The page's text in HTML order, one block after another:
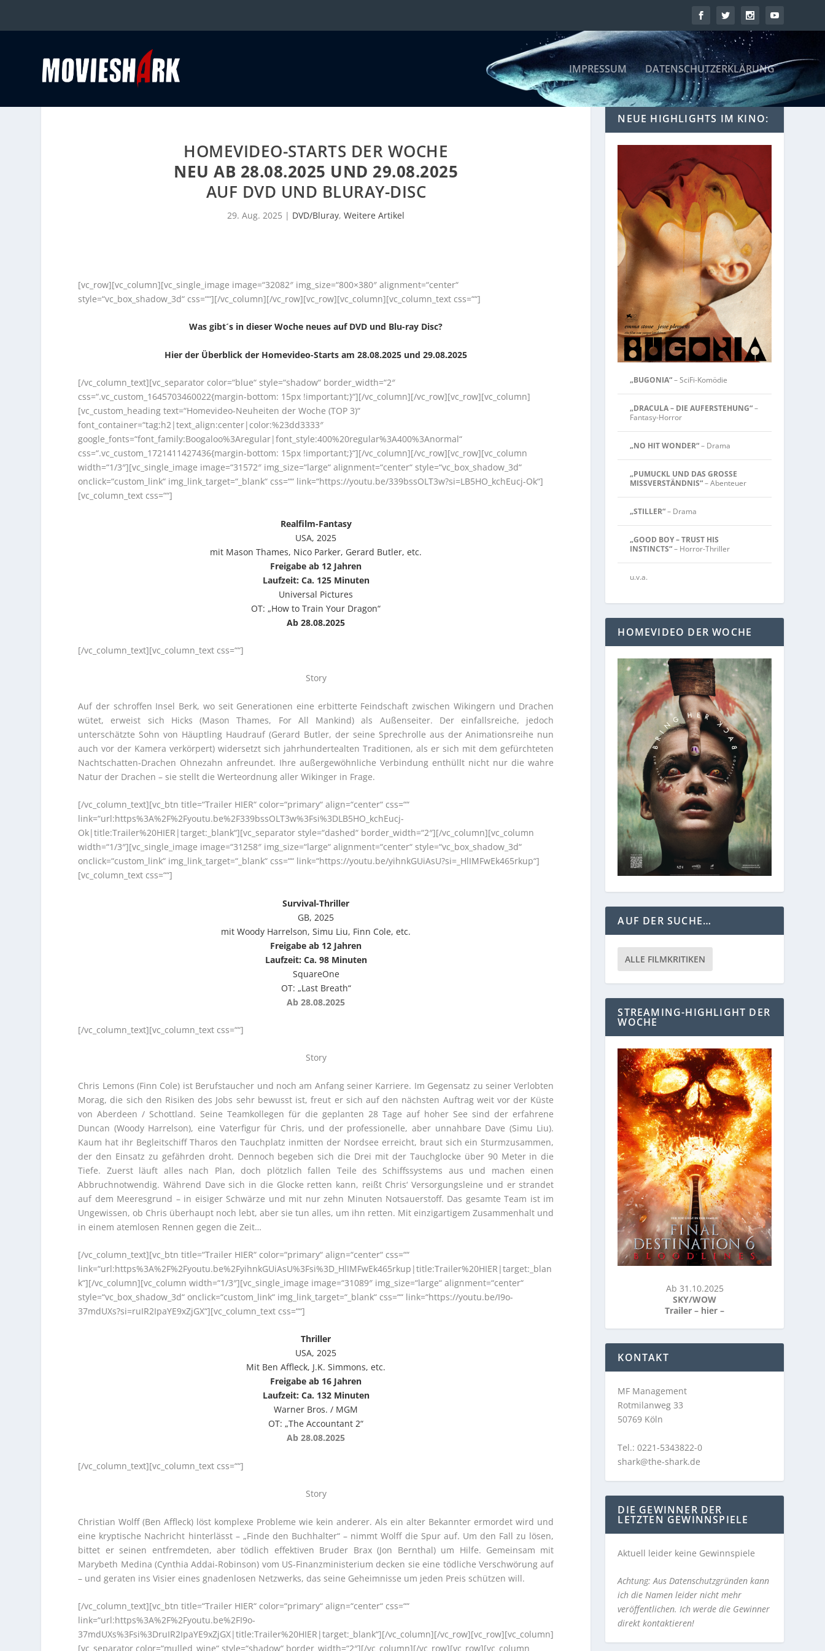
IMPRESSUM DATENSCHUTZERKLÄRUNG
HOMEVIDEO-STARTS DER WOCHE
NEU AB 28.08.2025 UND 29.08.2025
AUF DVD UND BLURAY-DISC
29. Aug. 2025 | DVD/Bluray,Weitere Artikel
[vc_row][vc_column][vc_single_image image=“32082″ img_size=“800×380″ alignment=“center“
style=“vc_box_shadow_3d“ css=““][/vc_column][/vc_row][vc_row][vc_column][vc_column_text css=““]
Was gibt´s in dieser Woche neues auf DVD und Blu-ray Disc?
Hier der Überblick der Homevideo-Starts am 28.08.2025 und 29.08.2025
[/vc_column_text][vc_separator color=“blue“ style=“shadow“ border_width=“2″
css=“.vc_custom_1645703460022{margin-bottom: 15px !important;}“][/vc_column][/vc_row][vc_row][vc_column]
[vc_custom_heading text=“Homevideo-Neuheiten der Woche (TOP 3)“
font_container=“tag:h2|text_align:center|color:%23dd3333″
google_fonts=“font_family:Boogaloo%3Aregular|font_style:400%20regular%3A400%3Anormal“
css=“.vc_custom_1721411427436{margin-bottom: 15px !important;}“][/vc_column][/vc_row][vc_row][vc_column
width=“1/3″][vc_single_image image=“31572″ img_size=“large“ alignment=“center“ style=“vc_box_shadow_3d“
onclick=“custom_link“ img_link_target=“_blank“ css=““ link=“https://youtu.be/339bssOLT3w?si=LB5HO_kchEucj-Ok“]
[vc_column_text css=““]
Realfilm-Fantasy
USA, 2025
mit Mason Thames, Nico Parker, Gerard Butler, etc.
Freigabe ab 12 Jahren
Laufzeit: Ca. 125 Minuten
Universal Pictures
OT: „How to Train Your Dragon“
Ab 28.08.2025
[/vc_column_text][vc_column_text css=““]
Story
Auf der schroffen Insel Berk, wo seit Generationen eine erbitterte Feindschaft zwischen Wikingern und Drachen
wütet, erweist sich Hicks (Mason Thames, For All Mankind) als Außenseiter. Der einfallsreiche, jedoch
unterschätzte Sohn von Häuptling Haudrauf (Gerard Butler, der seine Sprechrolle aus der Animationsreihe nun
auch vor der Kamera verkörpert) widersetzt sich jahrhundertealten Traditionen, als er sich mit dem gefürchteten
Nachtschatten-Drachen Ohnezahn anfreundet. Ihre außergewöhnliche Verbindung enthüllt nicht nur die wahre
Natur der Drachen – sie stellt die Werteordnung aller Wikinger in Frage.
[/vc_column_text][vc_btn title=“Trailer HIER“ color=“primary“ align=“center“ css=““
link=“url:https%3A%2F%2Fyoutu.be%2F339bssOLT3w%3Fsi%3DLB5HO_kchEucj-
Ok|title:Trailer%20HIER|target:_blank“][vc_separator style=“dashed“ border_width=“2″][/vc_column][vc_column
width=“1/3″][vc_single_image image=“31258″ img_size=“large“ alignment=“center“ style=“vc_box_shadow_3d“
onclick=“custom_link“ img_link_target=“_blank“ css=““ link=“https://youtu.be/yihnkGUiAsU?si=_HlIMFwEk465rkup“]
[vc_column_text css=““]
Survival-Thriller
GB, 2025
mit Woody Harrelson, Simu Liu, Finn Cole, etc.
Freigabe ab 12 Jahren
Laufzeit: Ca. 98 Minuten
SquareOne
OT: „Last Breath“
Ab 28.08.2025
[/vc_column_text][vc_column_text css=““]
Story
Chris Lemons (Finn Cole) ist Berufstaucher und noch am Anfang seiner Karriere. Im Gegensatz zu seiner Verlobten
Morag, die sich den Risiken des Jobs sehr bewusst ist, freut er sich auf den nächsten Auftrag weit vor der Küste
von Aberdeen / Schottland. Seine Teamkollegen für die geplanten 28 Tage auf hoher See sind der erfahrene
Duncan (Woody Harrelson), eine Vaterfigur für Chris, und der professionelle, aber unnahbare Dave (Simu Liu).
Kaum hat ihr Begleitschiff Tharos den Tauchplatz inmitten der Nordsee erreicht, braut sich ein Sturmzusammen,
der den Einsatz zu gefährden droht. Dennoch begeben sich die Drei mit der Tauchglocke über 90 Meter in die
Tiefe. Zuerst läuft alles nach Plan, doch plötzlich fallen Teile des Schiffssystems aus und machen einen
Abbruchnotwendig. Während Dave sich in die Glocke retten kann, reißt Chris‘ Versorgungsleine und er strandet
auf dem Meeresgrund – in eisiger Schwärze und mit nur zehn Minuten Notsauerstoff. Das gesamte Team ist im
Ungewissen, ob Chris überhaupt noch lebt, aber sie tun alles, um ihn retten. Mit einzigartigem Zusammenhalt und
in einem atemlosen Rennen gegen die Zeit…
[/vc_column_text][vc_btn title=“Trailer HIER“ color=“primary“ align=“center“ css=““
link=“url:https%3A%2F%2Fyoutu.be%2FyihnkGUiAsU%3Fsi%3D_HlIMFwEk465rkup|title:Trailer%20HIER|target:_blan
k“][/vc_column][vc_column width=“1/3″][vc_single_image image=“31089″ img_size=“large“ alignment=“center“
style=“vc_box_shadow_3d“ onclick=“custom_link“ img_link_target=“_blank“ css=““ link=“https://youtu.be/I9o-
37mdUXs?si=ruIR2IpaYE9xZjGX“][vc_column_text css=““]
Thriller
USA, 2025
Mit Ben Affleck, J.K. Simmons, etc.
Freigabe ab 16 Jahren
Laufzeit: Ca. 132 Minuten
Warner Bros. / MGM
OT: „The Accountant 2“
Ab 28.08.2025
[/vc_column_text][vc_column_text css=““]
Story
Christian Wolff (Ben Affleck) löst komplexe Probleme wie kein anderer. Als ein alter Bekannter ermordet wird und
eine kryptische Nachricht hinterlässt – „Finde den Buchhalter“ – nimmt Wolff die Spur auf. Um den Fall zu lösen,
bittet er seinen entfremdeten, aber tödlich effektiven Bruder Brax (Jon Bernthal) um Hilfe. Gemeinsam mit
Marybeth Medina (Cynthia Addai-Robinson) vom US-Finanzministerium decken sie eine tödliche Verschwörung auf
– und geraten ins Visier eines gnadenlosen Netzwerks, das seine Geheimnisse um jeden Preis schützen will.
[/vc_column_text][vc_btn title=“Trailer HIER“ color=“primary“ align=“center“ css=““
link=“url:https%3A%2F%2Fyoutu.be%2FI9o-
37mdUXs%3Fsi%3DruIR2IpaYE9xZjGX|title:Trailer%20HIER|target:_blank“][/vc_column][/vc_row][vc_row][vc_column]
[vc_separator color=“mulled_wine“ style=“shadow“ border_width=“2″][/vc_column][/vc_row][vc_row][vc_column
NEUE HIGHLIGHTS IM KINO:
„BUGONIA“– SciFi-Komödie
„DRACULA – DIE AUFERSTEHUNG“–
Fantasy-Horror
„NO HIT WONDER“– Drama
„PUMUCKL UND DAS GROSSE
MISSVERSTÄNDNIS“– Abenteuer
„STILLER“– Drama
„GOOD BOY – TRUST HIS
INSTINCTS“– Horror-Thriller
u.v.a.
HOMEVIDEO DER WOCHE
AUF DER SUCHE…
ALLE FILMKRITIKEN
STREAMING-HIGHLIGHT DER
WOCHE
Ab 31.10.2025
SKY/WOW
Trailer – hier–
KONTAKT
MF Management
Rotmilanweg 33
50769 Köln
Tel.: 0221-5343822-0
shark@the-shark.de
DIE GEWINNER DER
LETZTEN GEWINNSPIELE
Aktuell leider keine Gewinnspiele
Achtung: Aus Datenschutzgründen kann
ich die Namen leider nicht mehr
veröffentlichen. Ich werde die Gewinner
direkt kontaktieren!